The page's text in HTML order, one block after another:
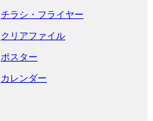
チラシ・フライヤー
クリアファイル
ポスター
カレンダー